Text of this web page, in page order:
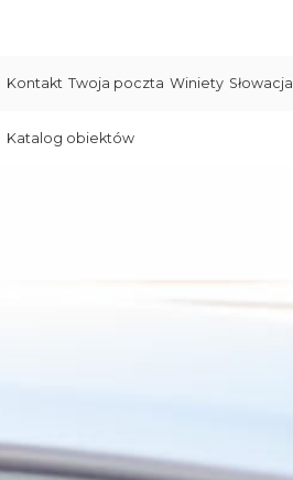
Kontakt Twoja poczta Winiety Słowacja
Katalog obiektów